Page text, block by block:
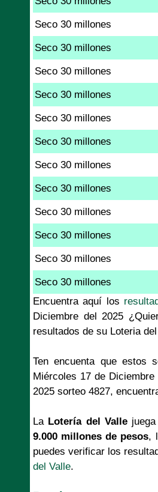
Seco 30 millones
Seco 30 millones
Seco 30 millones
Seco 30 millones
Seco 30 millones
Seco 30 millones
Seco 30 millones
Seco 30 millones
Seco 30 millones
Seco 30 millones
Seco 30 millones
Seco 30 millones
Encuentra aquí los
Diciembre del 2025
resultados de su Loteria
Ten encuenta que estos
Miércoles 17 de
2025 sorteo 4827,
La Lotería del Vallejuega
9.000 millones de pesos,
puedes verificar los
del Valle.